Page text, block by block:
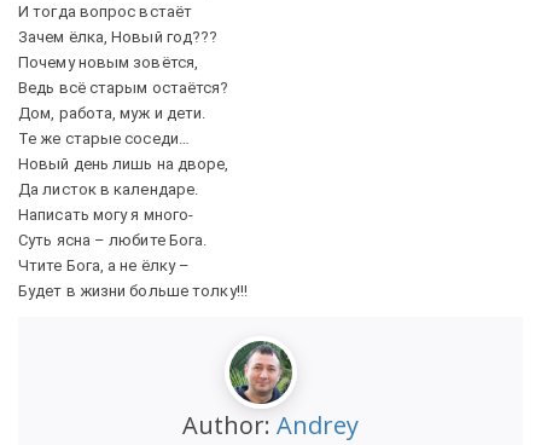
И тогда вопрос встаёт
Зачем ёлка, Новый год???
Почему новым зовётся,
Ведь всё старым остаётся?
Дом, работа, муж и дети.
Те же старые соседи…
Новый день лишь на дворе,
Да листок в календаре.
Написать могу я много-
Суть ясна – любите Бога.
Чтите Бога, а не ёлку –
Будет в жизни больше толку!!!
Author: Andrey